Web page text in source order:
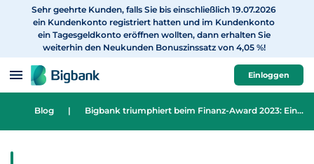
zum Inhalt
Sehr geehrte Kunden, falls Sie bis einschließlich 19.07.2026
ein Kundenkonto registriert hatten und im Kundenkonto
ein Tagesgeldkonto eröffnen wollten, dann erhalten Sie
weiterhin den Neukunden Bonuszinssatz von 4,05 %!
Einloggen
Blog | Bigbank triumphiert beim Finanz-Award 2023: Eine Erfolgsstory voller Exzellenz und internationalem Wachstum